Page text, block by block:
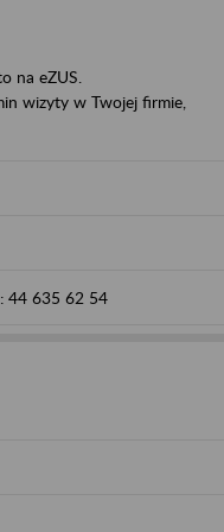
na eZUS.
wizyty w Twojej firmie,
44 635 62 54